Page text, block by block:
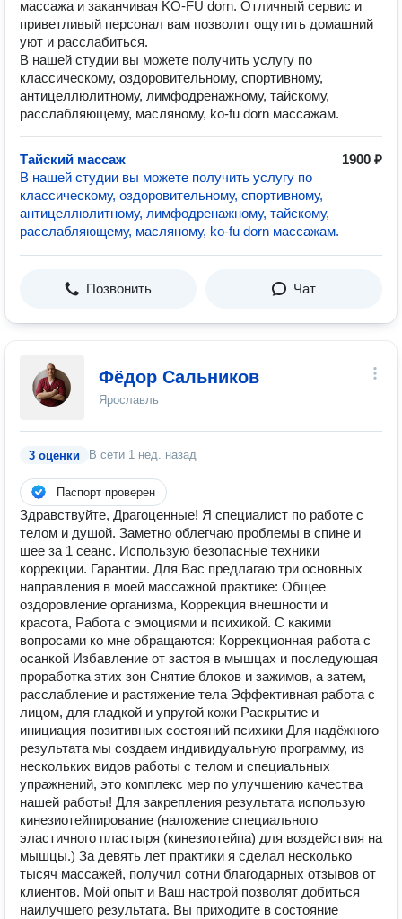
массажа и заканчивая KO-FU dorn. Отличный сервис и
приветливый персонал вам позволит ощутить домашний
уют и расслабиться.
В нашей студии вы можете получить услугу по
классическому, оздоровительному, спортивному,
антицеллюлитному, лимфодренажному, тайскому,
расслабляющему, масляному, ko-fu dorn массажам.
Тайский массаж
1900 ₽
В нашей студии вы можете получить услугу по
классическому, оздоровительному, спортивному,
антицеллюлитному, лимфодренажному, тайскому,
расслабляющему, масляному, ko-fu dorn массажам.
Позвонить Чат
Фёдор Сальников
Ярославль
3 оценки В сети 1 нед. назад
Паспорт проверен
Здравствуйте, Драгоценные! Я специалист по работе с
телом и душой. Заметно облегчаю проблемы в спине и
шее за 1 сеанс. Использую безопасные техники
коррекции. Гарантии. Для Вас предлагаю три основных
направления в моей массажной практике: Общее
оздоровление организма, Коррекция внешности и
красота, Работа с эмоциями и психикой. С какими
вопросами ко мне обращаются: Коррекционная работа с
осанкой Избавление от застоя в мышцах и последующая
проработка этих зон Снятие блоков и зажимов, а затем,
расслабление и растяжение тела Эффективная работа с
лицом, для гладкой и упругой кожи Раскрытие и
инициация позитивных состояний психики Для надёжного
результата мы создаем индивидуальную программу, из
нескольких видов работы с телом и специальных
упражнений, это комплекс мер по улучшению качества
нашей работы! Для закрепления результата использую
кинезиотейпирование (наложение специального
эластичного пластыря (кинезиотейпа) для воздействия на
мышцы.) За девять лет практики я сделал несколько
тысяч массажей, получил сотни благодарных отзывов от
клиентов. Мой опыт и Ваш настрой позволят добиться
наилучшего результата. Вы приходите в состояние